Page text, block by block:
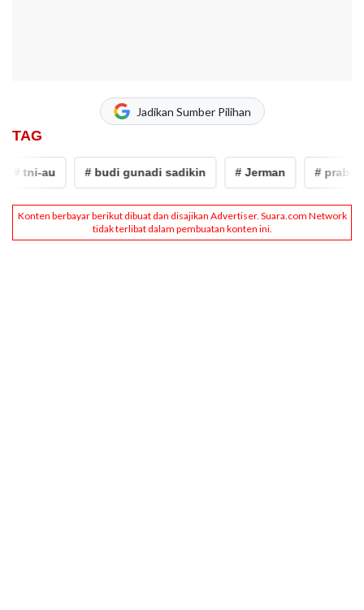
Jadikan Sumber Pilihan
TAG
tni-au # budi gunadi sadikin # Jerman # prabowo